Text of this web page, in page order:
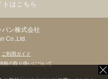
ン株式会社
Co.,Ltd.
ご利用ガイド
報の取り扱いについて
トはこちら